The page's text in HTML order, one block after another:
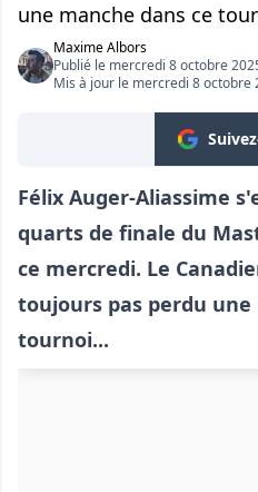
une manche dans ce
Maxime Albors
Publié le mercredi 8 octobre
Mis à jour le mercredi 8 octobre
Félix Auger-Aliassime
quarts de finale du
ce mercredi. Le
toujours pas perdu une
tournoi...